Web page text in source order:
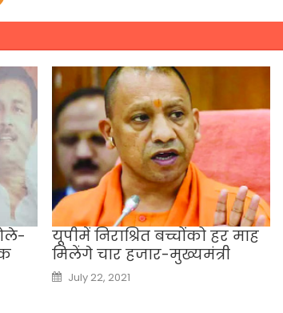
यूपीमें निराश्रित बच्चोंको हर माह
मिलेंगे चार हजार-मुख्यमंत्री
Posted
on
July 22, 2021